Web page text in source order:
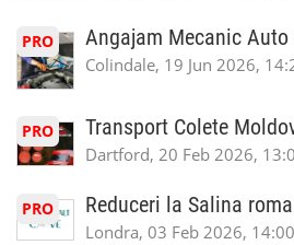
PRO Angajam Mecanic Auto
Colindale, 19 Jun 2026,
PRO Transport Colete
Dartford, 20 Feb 2026,
PRO Reduceri la Salina
Londra, 03 Feb 2026, 14:00